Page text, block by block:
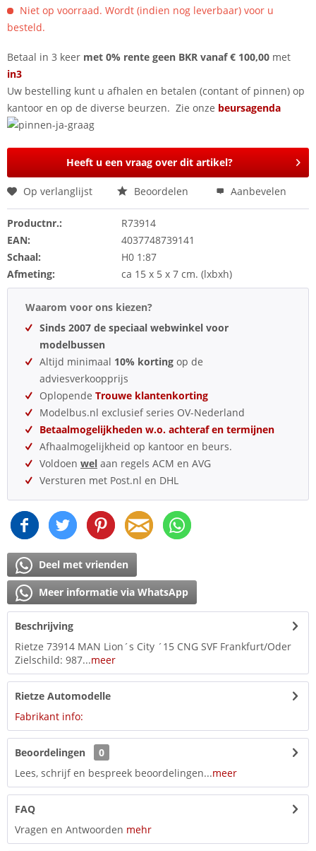
Niet op voorraad. Wordt (indien nog leverbaar) voor u
besteld.
Betaal in 3 keer met 0% rente geen BKR vanaf € 100,00 met
in3
Uw bestelling kunt u afhalen en betalen (contant of pinnen) op
kantoor en op de diverse beurzen. Zie onze beursagenda
Heeft u een vraag over dit artikel?
Op verlanglijst Beoordelen Aanbevelen
Productnr.:
R73914
EAN:
4037748739141
Schaal:
H0 1:87
Afmeting:
ca 15 x 5 x 7 cm. (lxbxh)
Waarom voor ons kiezen?
Sinds 2007 de speciaal webwinkel voor
modelbussen
Altijd minimaal 10% korting op de
adviesverkoopprijs
Oplopende Trouwe klantenkorting
Modelbus.nl exclusief series OV-Nederland
Betaalmogelijkheden w.o. achteraf en termijnen
Afhaalmogelijkheid op kantoor en beurs.
Voldoen wel aan regels ACM en AVG
Versturen met Post.nl en DHL
Deel met vrienden
Meer informatie via WhatsApp
Beschrijving
Rietze 73914 MAN Lion´s City ´15 CNG SVF Frankfurt/Oder
Zielschild: 987...meer
Rietze Automodelle
Fabrikant info:
Beoordelingen
0
Lees, schrijf en bespreek beoordelingen...meer
FAQ
Vragen en Antwoorden mehr